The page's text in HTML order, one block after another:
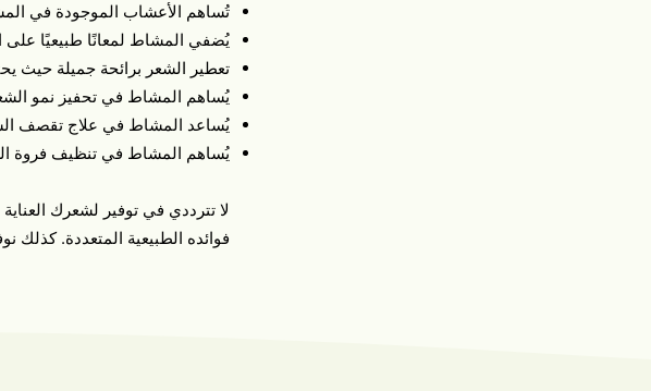
تُساهم الأعشاب الموجودة في
يُضفي المشاط لمعانًا طبيعيًا على
تعطير الشعر برائحة جميلة حيث
يُساهم المشاط في تحفيز نمو
يُساعد المشاط في علاج تقصف
يُساهم المشاط في تنظيف فروة
لا تترددي في توفير لشعرك
فوائده الطبيعية المتعددة.